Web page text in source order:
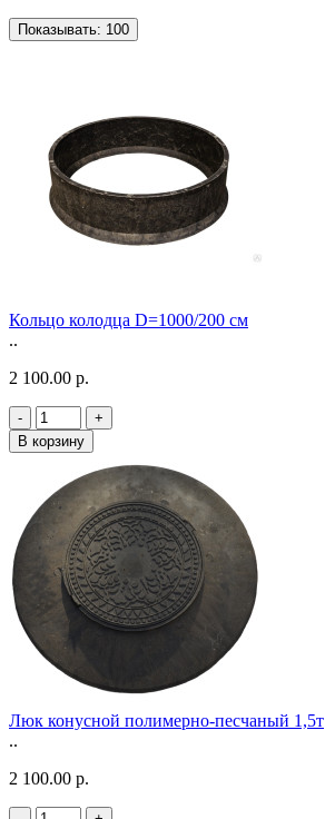
Показывать: 100
Кольцо колодца D=1000/200 см
..
2 100.00 р.
-
+
В корзину
Люк конусной полимерно-песчаный 1,5т
..
2 100.00 р.